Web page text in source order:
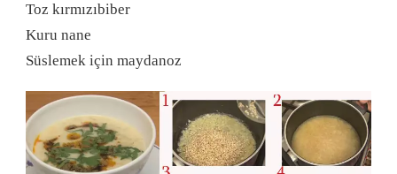
Toz kırmızıbiber
Kuru nane
Süslemek için maydanoz